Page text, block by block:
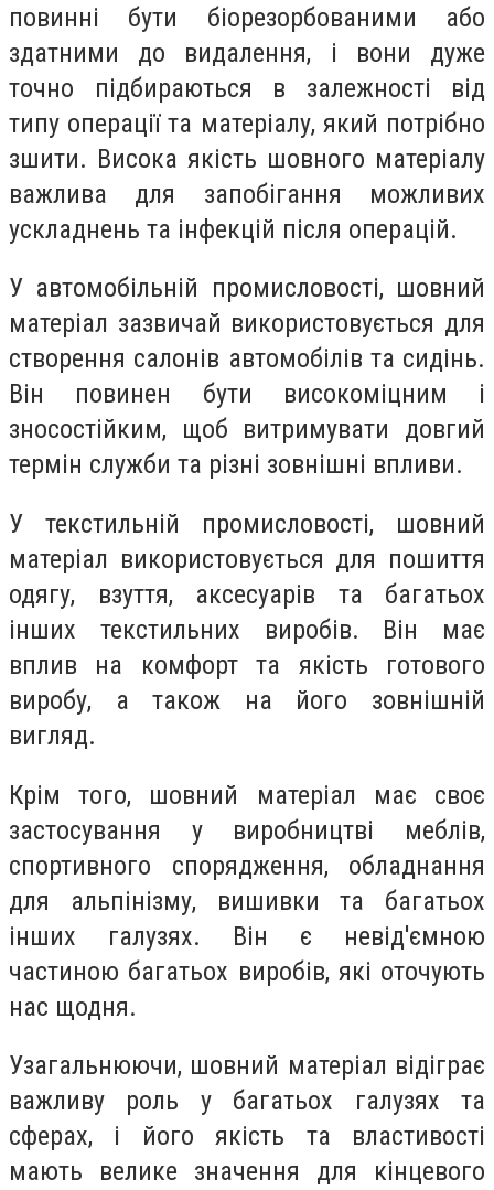
повинні бути біорезорбованими або
здатними до видалення, і вони дуже
точно підбираються в залежності від
типу операції та матеріалу, який потрібно
зшити. Висока якість шовного матеріалу
важлива для запобігання можливих
ускладнень та інфекцій після операцій.
У автомобільній промисловості, шовний
матеріал зазвичай використовується для
створення салонів автомобілів та сидінь.
Він повинен бути високоміцним і
зносостійким, щоб витримувати довгий
термін служби та різні зовнішні впливи.
У текстильній промисловості, шовний
матеріал використовується для пошиття
одягу, взуття, аксесуарів та багатьох
інших текстильних виробів. Він має
вплив на комфорт та якість готового
виробу, а також на його зовнішній
вигляд.
Крім того, шовний матеріал має своє
застосування у виробництві меблів,
спортивного спорядження, обладнання
для альпінізму, вишивки та багатьох
інших галузях. Він є невід'ємною
частиною багатьох виробів, які оточують
нас щодня.
Узагальнюючи, шовний матеріал відіграє
важливу роль у багатьох галузях та
сферах, і його якість та властивості
мають велике значення для кінцевого